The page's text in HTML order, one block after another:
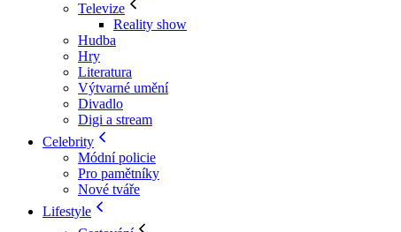
Televize
Reality show
Hudba
Hry
Literatura
Výtvarné umění
Divadlo
Digi a stream
Celebrity
Módní policie
Pro pamětníky
Nové tváře
Lifestyle